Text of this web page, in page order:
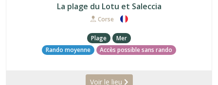
La plage du Lotu et Saleccia
Corse
Plage
Mer
Rando moyenne
Accès possible sans rando
Voir le lieu